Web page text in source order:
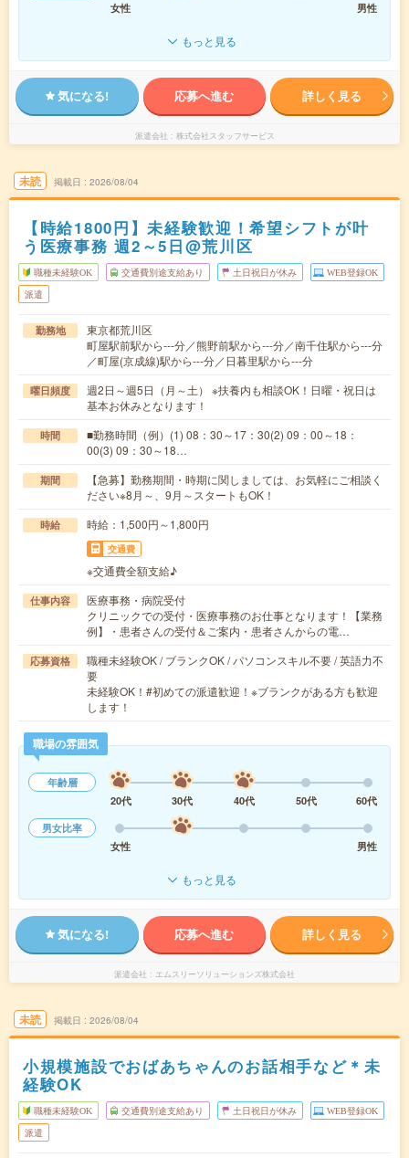
女性
男性
もっと見る
気になる! 応募へ進む 詳しく見る
派遣会社 株式会社スタッフサービス
未読 掲載日 2026/08/04
【時給1800円】未経験歓迎！希望シフトが叶
う医療事務 週2～5日@荒川区
職種未経験OK 交通費別途支給あり 土日祝日が休み WEB登録OK
派遣
勤務地
東京都荒川区
町屋駅前駅から---分／熊野前駅から---分／南千住駅から---分
／町屋(京成線)駅から---分／日暮里駅から---分
曜日頻度
週2日～週5日（月～土） ※扶養内も相談OK！日曜・祝日は
基本お休みとなります！
時間
■勤務時間（例）(1) 08：30～17：30(2) 09：00～18：
00(3) 09：30～18…
期間
【急募】勤務期間・時期に関しましては、お気軽にご相談く
ださい※8月～、9月～スタートもOK！
時給 時給：1,500円～1,800円
交通費
※交通費全額支給♪
仕事内容
医療事務・病院受付
クリニックでの受付・医療事務のお仕事となります！【業務
例】・患者さんの受付＆ご案内・患者さんからの電…
応募資格
職種未経験OK / ブランクOK / パソコンスキル不要 / 英語力不
要
未経験OK！#初めての派遣歓迎！※ブランクがある方も歓迎
します！
職場の雰囲気
年齢層
20代
30代 40代 50代
60代
男女比率
女性
男性
もっと見る
気になる! 応募へ進む 詳しく見る
派遣会社 エムスリーソリューションズ株式会社
未読 掲載日 2026/08/04
小規模施設でおばあちゃんのお話相手など＊未
経験OK
職種未経験OK 交通費別途支給あり 土日祝日が休み WEB登録OK
派遣